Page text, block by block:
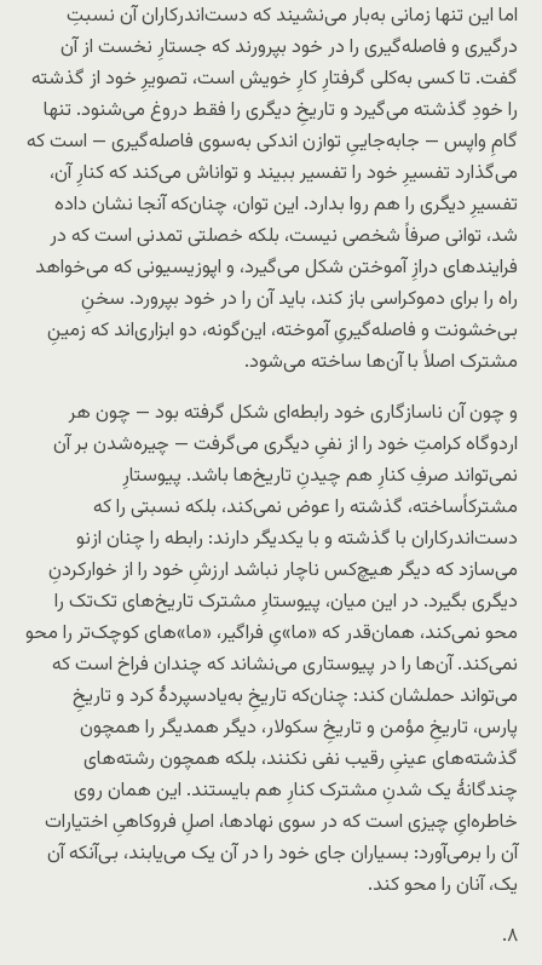
اما این تنها زمانی به‌بار می‌نشیند که دست‌اندرکاران آن نسبتِ
درگیری و فاصله‌گیری را در خود بپرورند که جستارِ نخست از آن
گفت. تا کسی به‌کلی گرفتارِ کارِ خویش است، تصویرِ خود از گذشته
را خودِ گذشته می‌گیرد و تاریخِ دیگری را فقط دروغ می‌شنود. تنها
گامِ واپس — جابه‌جاییِ توازن اندکی به‌سوی فاصله‌گیری — است که
می‌گذارد تفسیرِ خود را تفسیر ببیند و تواناش می‌کند که کنارِ آن،
تفسیرِ دیگری را هم روا بدارد. این توان، چنان‌که آنجا نشان داده
شد، توانی صرفاً شخصی نیست، بلکه خصلتی تمدنی است که در
فرایندهای درازِ آموختن شکل می‌گیرد، و اپوزیسیونی که می‌خواهد
راه را برای دموکراسی باز کند، باید آن را در خود بپرورد. سخنِ
بی‌خشونت و فاصله‌گیریِ آموخته، این‌گونه، دو ابزاری‌اند که زمینِ
مشترک اصلاً با آن‌ها ساخته می‌شود.
و چون آن ناسازگاری خود رابطه‌ای شکل گرفته بود — چون هر
اردوگاه کرامتِ خود را از نفیِ دیگری می‌گرفت — چیره‌شدن بر آن
نمی‌تواند صرفِ کنارِ هم چیدنِ تاریخ‌ها باشد. پیوستارِ
مشترکاً‌ساخته، گذشته را عوض نمی‌کند، بلکه نسبتی را که
دست‌اندرکاران با گذشته و با یکدیگر دارند: رابطه را چنان از‌نو
می‌سازد که دیگر هیچ‌کس ناچار نباشد ارزشِ خود را از خوارکردنِ
دیگری بگیرد. در این میان، پیوستارِ مشترک تاریخ‌های تک‌تک را
محو نمی‌کند، همان‌قدر که «ما»یِ فراگیر، «ما»های کوچک‌تر را محو
نمی‌کند. آن‌ها را در پیوستاری می‌نشاند که چندان فراخ است که
می‌تواند حملشان کند: چنان‌که تاریخِ به‌یاد‌سپردهٔ کرد و تاریخِ
پارس، تاریخِ مؤمن و تاریخِ سکولار، دیگر همدیگر را همچون
گذشته‌های عینیِ رقیب نفی نکنند، بلکه همچون رشته‌های
چندگانهٔ یک شدنِ مشترک کنارِ هم بایستند. این همان روی
خاطره‌ایِ چیزی است که در سوی نهادها، اصلِ فروکاهیِ اختیارات
آن را برمی‌آورد: بسیاران جای خود را در آن یک می‌یابند، بی‌آنکه آن
یک، آنان را محو کند.
۸.